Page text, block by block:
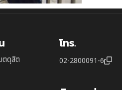
ตดุสิต
โทร.
02-2800091-6